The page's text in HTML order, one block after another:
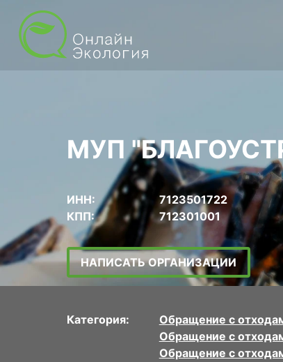
МУП
ИНН:
7123501722
КПП:
712301001
НАПИСАТЬ ОРГАНИЗАЦИИ
Категория: Обращение с
Обращение с
Обращение с